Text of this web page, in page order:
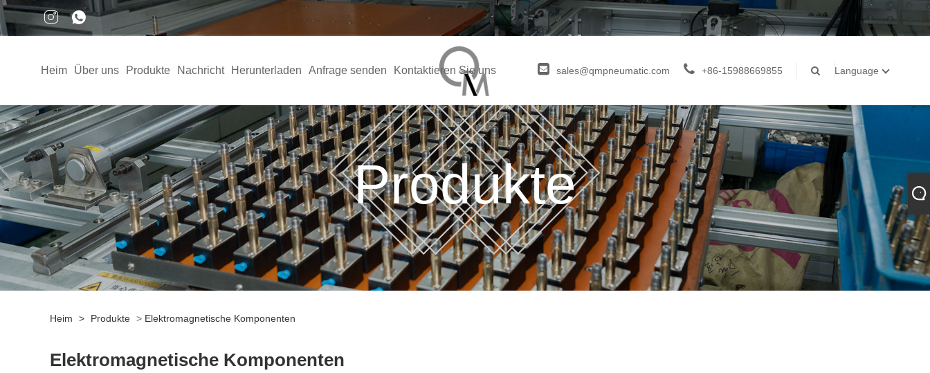
Heim Über uns Produkte Nachricht Herunterladen Anfrage senden Kontaktieren Sie uns sales@qmpneumatic.com +86-15988669855 Language
Produkte
Heim > Produkte > Elektromagnetische Komponenten
Elektromagnetische Komponenten